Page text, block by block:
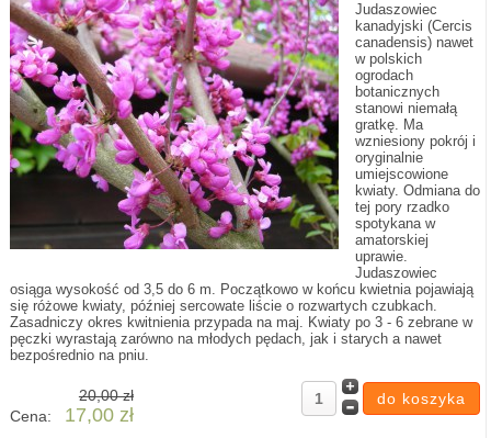
Judaszowiec
kanadyjski (Cercis
canadensis) nawet
w polskich
ogrodach
botanicznych
stanowi niemałą
gratkę. Ma
wzniesiony pokrój i
oryginalnie
umiejscowione
kwiaty. Odmiana do
tej pory rzadko
spotykana w
amatorskiej
uprawie.
Judaszowiec
osiąga wysokość od 3,5 do 6 m. Początkowo w końcu kwietnia pojawiają
się różowe kwiaty, później sercowate liście o rozwartych czubkach.
Zasadniczy okres kwitnienia przypada na maj. Kwiaty po 3 - 6 zebrane w
pęczki wyrastają zarówno na młodych pędach, jak i starych a nawet
bezpośrednio na pniu.
20,00 zł
Cena:
17,00 zł